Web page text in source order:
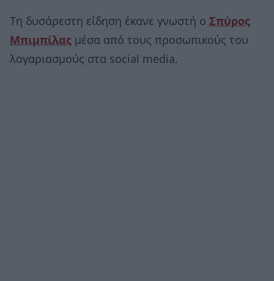
Τη δυσάρεστη είδηση έκανε γνωστή ο Σπύρος
Μπιμπίλας μέσα από τους προσωπικούς του
λογαριασμούς στα social media.